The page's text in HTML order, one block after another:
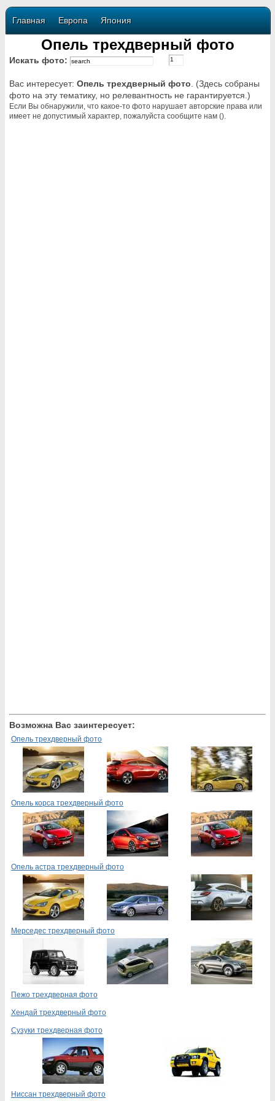
Главная Европа Япония
Опель трехдверный фото
Искать фото:
Вас интересует: Опель трехдверный фото . (Здесь собраны
фото на эту тематику, но релевантность не гарантируется.)
Если Вы обнаружили, что какое-то фото нарушает авторские права или
имеет не допустимый характер, пожалуйста сообщите нам ().
Возможна Вас заинтересует:
Опель трехдверный фото
Опель корса трехдверный фото
Опель астра трехдверный фото
Мерседес трехдверный фото
Пежо трехдверная фото
Хендай трехдверный фото
Сузуки трехдверная фото
Ниссан трехдверный фото